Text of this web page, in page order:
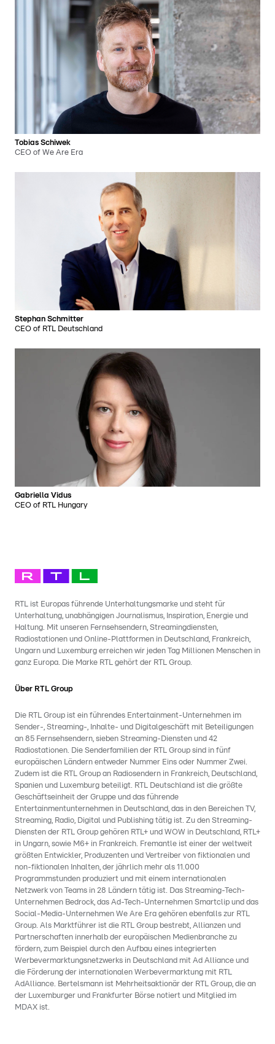
Tobias Schiwek
CEO of We Are Era
Stephan Schmitter
CEO of RTL Deutschland
Gabriella Vidus
CEO of RTL Hungary
RTL ist Europas führende Unterhaltungsmarke und steht für
Unterhaltung, unabhängigen Journalismus, Inspiration, Energie und
Haltung. Mit unseren Fernsehsendern, Streamingdiensten,
Radiostationen und Online-Plattformen in Deutschland, Frankreich,
Ungarn und Luxemburg erreichen wir jeden Tag Millionen Menschen in
ganz Europa. Die Marke RTL gehört der RTL Group.
Über RTL Group
Die RTL Group ist ein führendes Entertainment-Unternehmen im
Sender-, Streaming-, Inhalte- und Digitalgeschäft mit Beteiligungen
an 85 Fernsehsendern, sieben Streaming-Diensten und 42
Radiostationen. Die Senderfamilien der RTL Group sind in fünf
europäischen Ländern entweder Nummer Eins oder Nummer Zwei.
Zudem ist die RTL Group an Radiosendern in Frankreich, Deutschland,
Spanien und Luxemburg beteiligt. RTL Deutschland ist die größte
Geschäftseinheit der Gruppe und das führende
Entertainmentunternehmen in Deutschland, das in den Bereichen TV,
Streaming, Radio, Digital und Publishing tätig ist. Zu den Streaming-
Diensten der RTL Group gehören RTL+ und WOW in Deutschland, RTL+
in Ungarn, sowie M6+ in Frankreich. Fremantle ist einer der weltweit
größten Entwickler, Produzenten und Vertreiber von fiktionalen und
non-fiktionalen Inhalten, der jährlich mehr als 11.000
Programmstunden produziert und mit einem internationalen
Netzwerk von Teams in 28 Ländern tätig ist. Das Streaming-Tech-
Unternehmen Bedrock, das Ad-Tech-Unternehmen Smartclip und das
Social-Media-Unternehmen We Are Era gehören ebenfalls zur RTL
Group. Als Marktführer ist die RTL Group bestrebt, Allianzen und
Partnerschaften innerhalb der europäischen Medienbranche zu
fördern, zum Beispiel durch den Aufbau eines integrierten
Werbevermarktungsnetzwerks in Deutschland mit Ad Alliance und
die Förderung der internationalen Werbevermarktung mit RTL
AdAlliance. Bertelsmann ist Mehrheitsaktionär der RTL Group, die an
der Luxemburger und Frankfurter Börse notiert und Mitglied im
MDAX ist.